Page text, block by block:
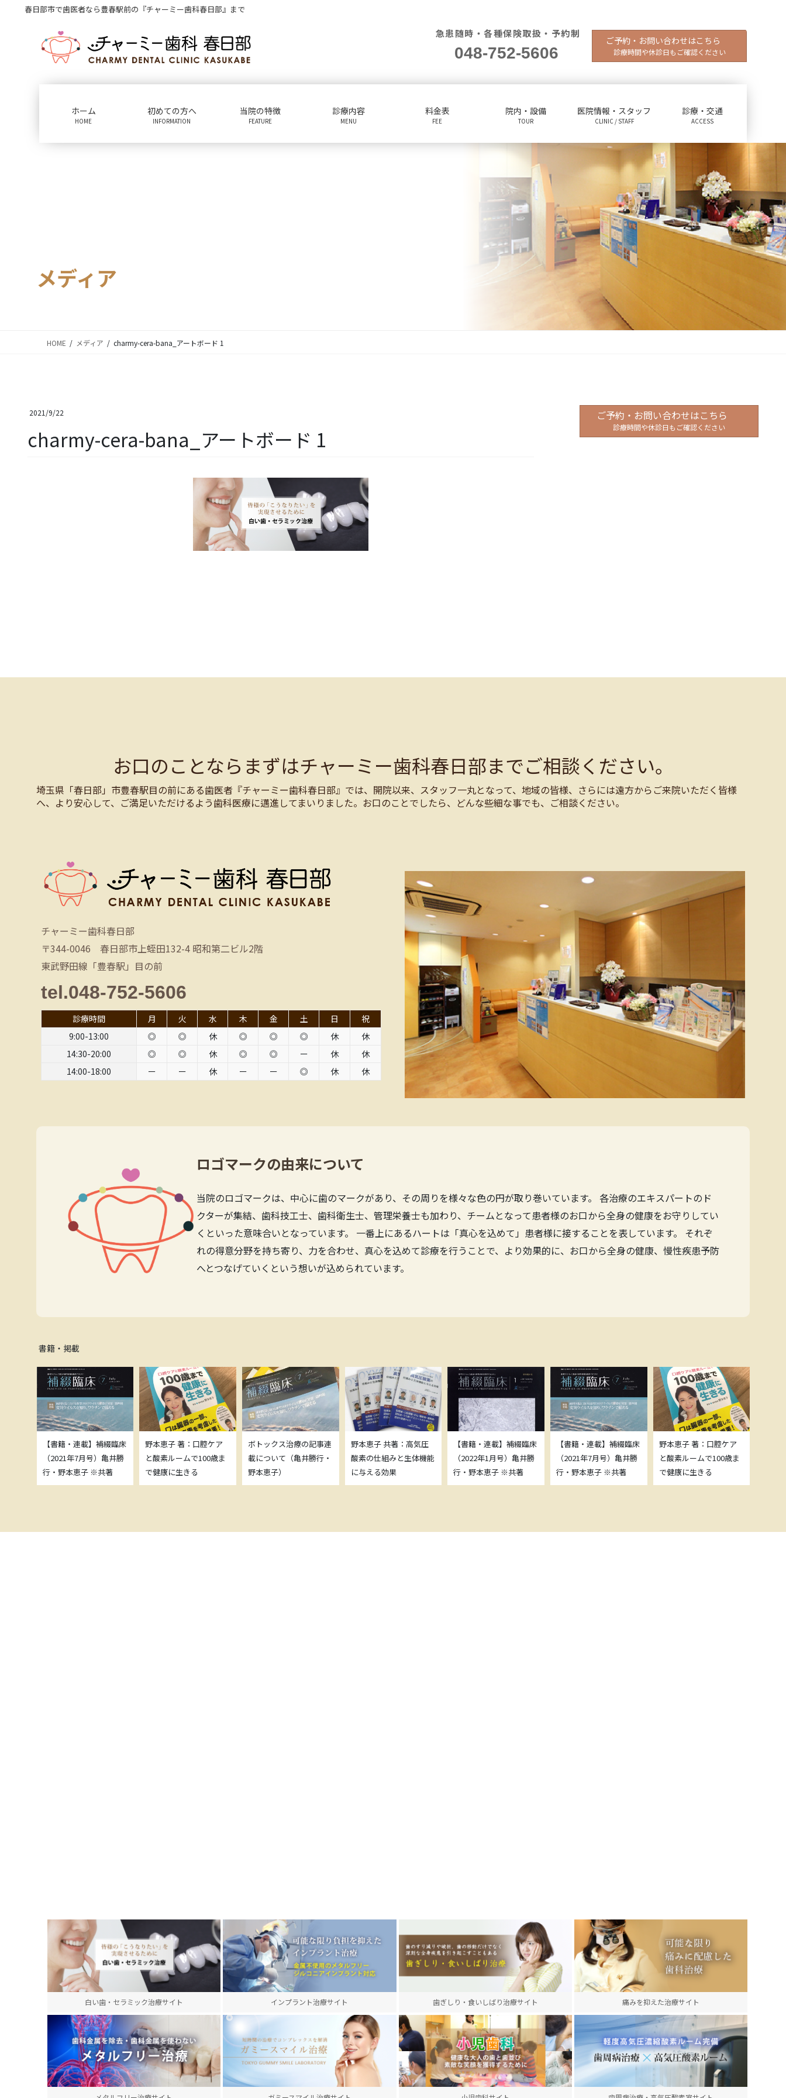
春日部市で歯医者なら豊春駅前の『チャーミー歯科春日部』まで
急患随時・各種保険取扱・予約制
048-752-5606
ご予約・お問い合わせはこちら
診療時間や休診日もご確認ください
ホーム
HOME
初めての方へ
INFORMATION
当院の特徴
FEATURE
診療内容
MENU
料金表
FEE
院内・設備
TOUR
医院情報・スタッフ
CLINIC / STAFF
診療・交通
ACCESS
メディア
HOME メディア charmy-cera-bana_アートボード 1
2021/9/22
charmy-cera-bana_アートボード 1
ご予約・お問い合わせはこちら
診療時間や休診日もご確認ください
お口のことならまずはチャーミー歯科春日部までご相談ください。
埼玉県「春日部」市豊春駅目の前にある歯医者『チャーミー歯科春日部』では、開院以来、スタッフ一丸となって、地域の皆様、さらには遠方からご来院いただく皆様
へ、より安心して、ご満足いただけるよう歯科医療に邁進してまいりました。お口のことでしたら、どんな些細な事でも、ご相談ください。
チャーミー歯科春日部
〒344-0046 春日部市上蛭田132-4 昭和第二ビル2階
東武野田線「豊春駅」目の前
tel.048-752-5606
診療時間 月 火 水 木 金 土 日
祝
9:00-13:00
◎ ◎ 休 ◎ ◎ ◎ 休
休
14:30-20:00
◎ ◎ 休 ◎ ◎ ー 休
休
14:00-18:00
ー ー 休 ー ー ◎ 休 休
ロゴマークの由来について
当院のロゴマークは、中心に歯のマークがあり、その周りを様々な色の円が取り巻いています。 各治療のエキスパートのド
クターが集結、歯科技工士、歯科衛生士、管理栄養士も加わり、チームとなって患者様のお口から全身の健康をお守りしてい
くといった意味合いとなっています。 一番上にあるハートは「真心を込めて」患者様に接することを表しています。 それぞ
れの得意分野を持ち寄り、力を合わせ、真心を込めて診療を行うことで、より効果的に、お口から全身の健康、慢性疾患予防
へとつなげていくという想いが込められています。
書籍・掲載
【書籍・連載】補綴臨床
（2021年7月号）亀井勝
行・野本恵子 ※共著
野本恵子 著：口腔ケア
と酸素ルームで100歳ま
で健康に生きる
ボトックス治療の記事連
載について（亀井勝行・
野本恵子）
野本恵子 共著：高気圧
酸素の仕組みと生体機能
に与える効果
【書籍・連載】補綴臨床
（2022年1月号）亀井勝
行・野本恵子 ※共著
【書籍・連載】補綴臨床
（2021年7月号）亀井勝
行・野本恵子 ※共著
野本恵子 著：口腔ケア
と酸素ルームで100歳ま
で健康に生きる
白い歯・セラミック治療サイト インプラント治療サイト 歯ぎしり・食いしばり治療サイト 痛みを抑えた治療サイト